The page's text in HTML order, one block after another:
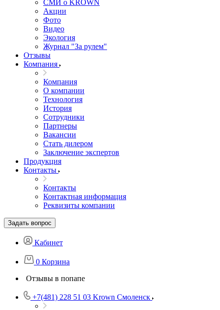
СМИ о KROWN
Акции
Фото
Видео
Экология
Журнал "За рулем"
Отзывы
Компания
Компания
О компании
Технология
История
Сотрудники
Партнеры
Вакансии
Стать дилером
Заключение экспертов
Продукция
Контакты
Контакты
Контактная информация
Реквизиты компании
Задать вопрос
Кабинет
0 Корзина
Отзывы в попапе
+7(481) 228 51 03 Krown Смоленск